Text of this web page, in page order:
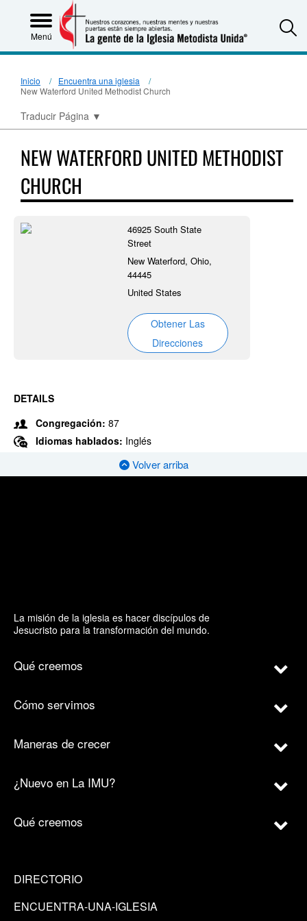
Menú
Inicio
Encuentra una iglesia
New Waterford United Methodist Church
Traducir Página ▼
NEW WATERFORD UNITED METHODIST
CHURCH
46925 South State
Street
New Waterford, Ohio,
44445
United States
Obtener Las
Direcciones
DETAILS
Congregación: 87
Idiomas hablados: Inglés
Volver arriba
La misión de la iglesia es hacer discípulos de
Jesucristo para la transformación del mundo.
Qué creemos
Cómo servimos
Maneras de crecer
¿Nuevo en La IMU?
Qué creemos
DIRECTORIO
ENCUENTRA-UNA-IGLESIA